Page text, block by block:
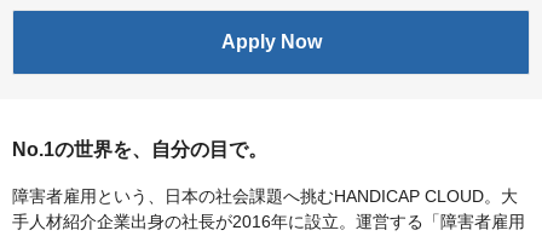
Apply Now
No.1の世界を、自分の目で。
障害者雇用という、日本の社会課題へ挑むHANDICAP CLOUD。大
手人材紹介企業出身の社長が2016年に設立。運営する「障害者雇用